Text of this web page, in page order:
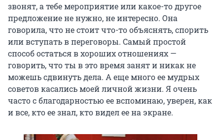
звонят, а тебе мероприятие или какое-то другое
предложение не нужно, не интересно. Она
говорила, что не стоит что-то объяснять, спорить
или вступать в переговоры. Самый простой
способ остаться в хороших отношениях —
говорить, что ты в это время занят и никак не
можешь сдвинуть дела. А еще много ее мудрых
советов касались моей личной жизни. Я очень
часто с благодарностью ее вспоминаю, уверен, как
и все, кто ее знал, кто видел ее на экране.